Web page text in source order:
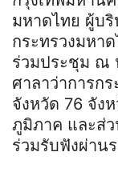
มหาดไทย ผู้บ
กระทรวงมหา
ร่วมประชุม ณ
ศาลาว่าการก
จังหวัด 76 จัง
ภูมิภาค และส่
ร่วมรับฟังผ่าน